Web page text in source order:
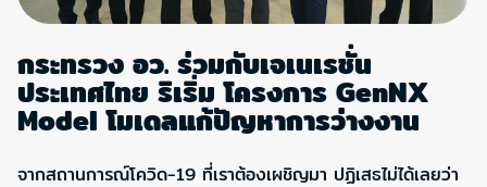
กระทรวง อว. ร่วมกับเจเนเรชั่น
ประเทศไทย ริเริ่ม โครงการ GenNX
Model โมเดลแก้ปัญหาการว่างงาน
จากสถานการณ์โควิด-19 ที่เราต้องเผชิญมา ปฏิเสธไม่ได้เลยว่า